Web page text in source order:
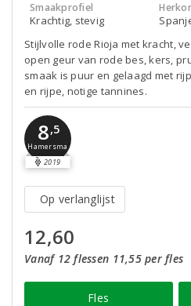
Smaakprofiel
Krachtig, stevig
Stijlvolle rode Rioja met kracht,
open geur van rode bes, kers,
smaak is puur en gelaagd met
en rijpe, notige tannines.
8,5
Hamersma
2019
Op verlanglijst
12,60
Vanaf 12 flessen 11,55 per fles
Fles